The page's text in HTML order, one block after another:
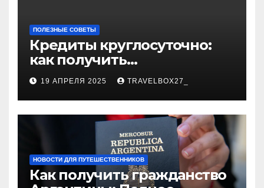
ПОЛЕЗНЫЕ СОВЕТЫ
Кредиты круглосуточно:
как получить
финансирование в любое
время
19 АПРЕЛЯ 2025 TRAVELBOX27_
НОВОСТИ ДЛЯ ПУТЕШЕСТВЕННИКОВ
Как получить гражданство